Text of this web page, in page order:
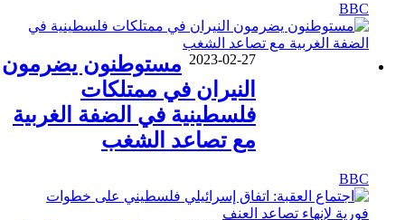
BBC
2023-02-27 مستوطنون يضرمون
النيران في ممتلكات
فلسطينية في الضفة الغربية
مع تصاعد الشغب
BBC